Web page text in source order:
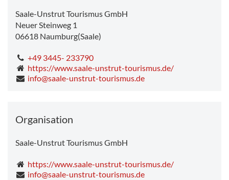
Saale-Unstrut Tourismus GmbH
Neuer Steinweg 1
06618 Naumburg(Saale)
+49 3445- 233790
https://www.saale-unstrut-tourismus.de/
info@saale-unstrut-tourismus.de
Organisation
Saale-Unstrut Tourismus GmbH
https://www.saale-unstrut-tourismus.de/
info@saale-unstrut-tourismus.de